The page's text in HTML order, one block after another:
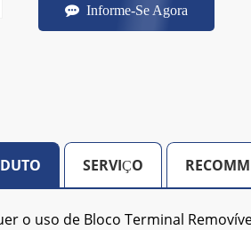
Informe-Se Agora
SERVIÇO
o uso de Bloco Terminal